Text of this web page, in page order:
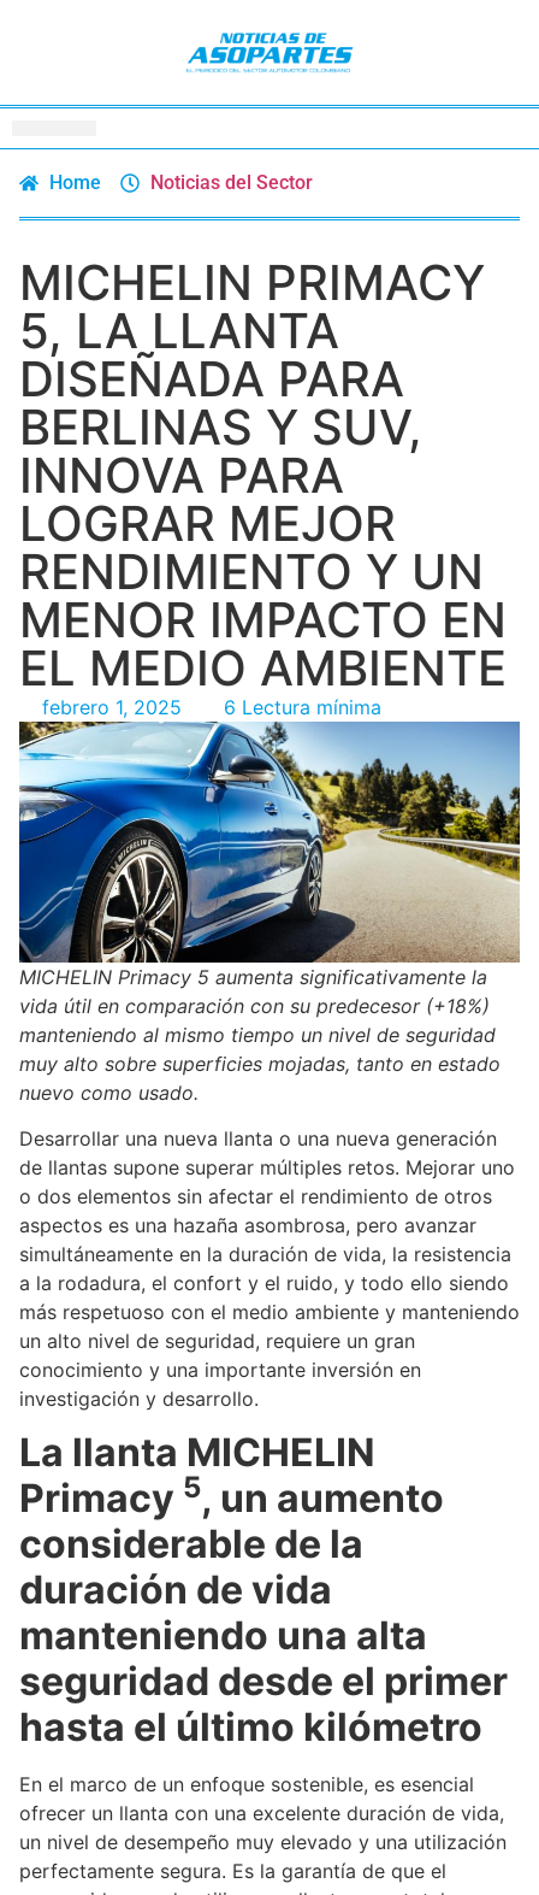
Home Noticias del Sector
MICHELIN PRIMACY
5, LA LLANTA
DISEÑADA PARA
BERLINAS Y SUV,
INNOVA PARA
LOGRAR MEJOR
RENDIMIENTO Y UN
MENOR IMPACTO EN
EL MEDIO AMBIENTE
febrero 1, 2025 6 Lectura mínima
MICHELIN Primacy 5 aumenta significativamente la
vida útil en comparación con su predecesor (+18%)
manteniendo al mismo tiempo un nivel de seguridad
muy alto sobre superficies mojadas, tanto en estado
nuevo como usado.
Desarrollar una nueva llanta o una nueva generación
de llantas supone superar múltiples retos. Mejorar uno
o dos elementos sin afectar el rendimiento de otros
aspectos es una hazaña asombrosa, pero avanzar
simultáneamente en la duración de vida, la resistencia
a la rodadura, el confort y el ruido, y todo ello siendo
más respetuoso con el medio ambiente y manteniendo
un alto nivel de seguridad, requiere un gran
conocimiento y una importante inversión en
investigación y desarrollo.
La llanta MICHELIN
Primacy 5, un aumento
considerable de la
duración de vida
manteniendo una alta
seguridad desde el primer
hasta el último kilómetro
En el marco de un enfoque sostenible, es esencial
ofrecer un llanta con una excelente duración de vida,
un nivel de desempeño muy elevado y una utilización
perfectamente segura. Es la garantía de que el